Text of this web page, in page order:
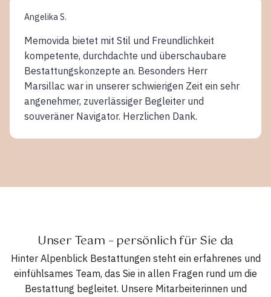
Angelika S.
Memovida bietet mit Stil und Freundlichkeit
kompetente, durchdachte und überschaubare
Bestattungskonzepte an. Besonders Herr
Marsillac war in unserer schwierigen Zeit ein sehr
angenehmer, zuverlässiger Begleiter und
souveräner Navigator. Herzlichen Dank.
Unser Team – persönlich für Sie da
Hinter Alpenblick Bestattungen steht ein erfahrenes und
einfühlsames Team, das Sie in allen Fragen rund um die
Bestattung begleitet. Unsere Mitarbeiterinnen und